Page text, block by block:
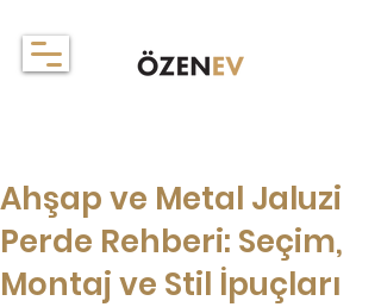
Ahşap ve Metal Jaluzi
Perde Rehberi: Seçim,
Montaj ve Stil İpuçları